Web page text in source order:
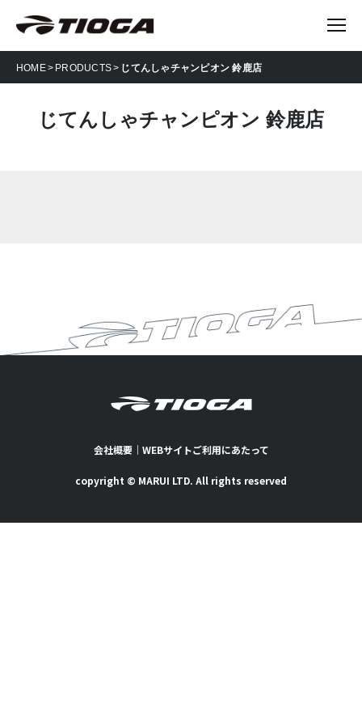
HOME PRODUCTS じてんしゃチャンピオン 鈴鹿店
じてんしゃチャンピオン 鈴鹿店
会社概要｜ WEBサイトご利用にあたって
copyright © MARUI LTD. All rights reserved